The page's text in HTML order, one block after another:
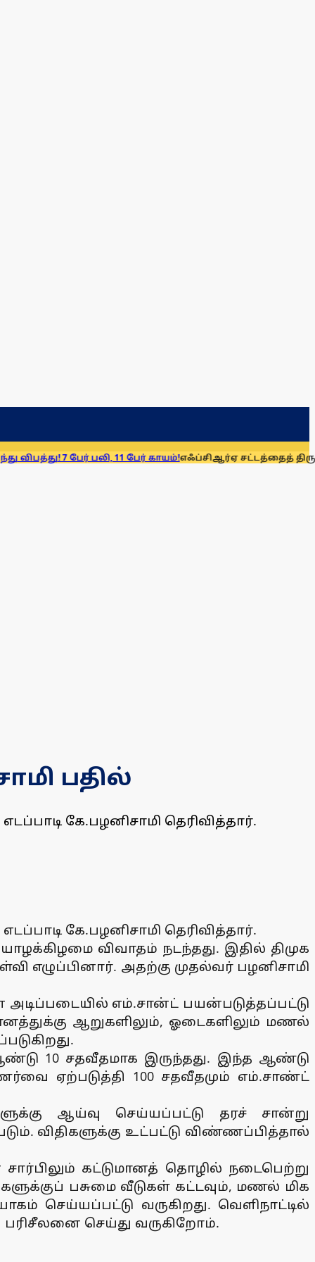
பலி, 11 பேர் காயம்!எஃப்சிஆர்ஏ சட்டத்தைத் திரும்பப் பெறுக:
பதில்
கே.பழனிசாமி தெரிவித்தார்.
கே.பழனிசாமி தெரிவித்தார்.
விவாதம் நடந்தது. இதில் திமுக
எழுப்பினார். அதற்கு முதல்வர் பழனிசாமி
எம்.சான்ட் பயன்படுத்தப்பட்டு
ஆறுகளிலும், ஓடைகளிலும் மணல்
10 சதவீதமாக இருந்தது. இந்த ஆண்டு
ஏற்படுத்தி 100 சதவீதமும் எம்.சாண்ட்
ஆய்வு செய்யப்பட்டு தரச் சான்று
விதிகளுக்கு உட்பட்டு விண்ணப்பித்தால்
சார்பிலும் கட்டுமானத் தொழில் நடைபெற்று
பசுமை வீடுகள் கட்டவும், மணல் மிக
செய்யப்பட்டு வருகிறது. வெளிநாட்டில்
பரிசீலனை செய்து வருகிறோம்.